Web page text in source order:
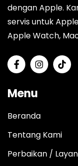
dengan Apple.
servis untuk
Apple Watch,
Menu
Beranda
Tentang Kami
Perbaikan /